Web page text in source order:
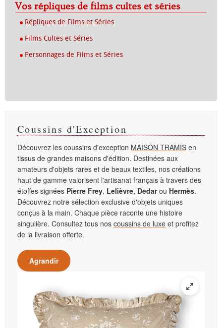
Vos répliques de films cultes et séries
Répliques de Films et Séries
Films Cultes et Séries
Personnages de Films et Séries
Coussins d'Exception
Découvrez les coussins d'exception MAISON TRAMIS en
tissus de grandes maisons d'édition. Destinées aux
amateurs d'objets rares et de beaux textiles, nos créations
haut de gamme valorisent l'artisanat français à travers des
étoffes signées Pierre Frey, Lelièvre, Dedarou Hermès.
Découvrez notre sélection exclusive d'objets uniques
conçus à la main. Chaque pièce raconte une histoire
singulière. Consultez tous nos coussins de luxe et profitez
de la livraison offerte.
Agrandir